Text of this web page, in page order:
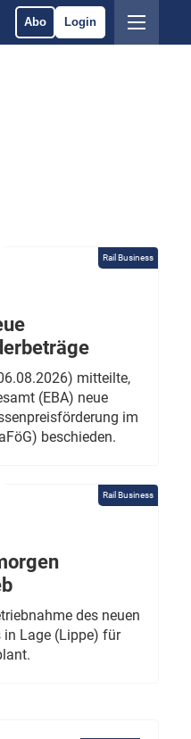
Abo Login
Rail Business
mitteilte,
(EBA) neue
im
beschieden.
Rail Business
des neuen
in Lage (Lippe) für